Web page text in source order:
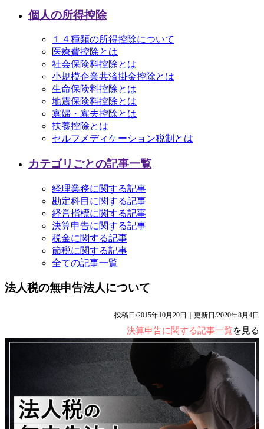
個人の所得控除
１４種類の所得控除について
医療費控除とは
社会保険料控除とは
小規模企業共済掛金控除とは
生命保険料控除とは
地震保険料控除とは
寡婦・寡夫控除とは
扶養控除とは
セルフメディケーション税制とは
カテゴリごとの記事一覧
経理業務に関する記事
勘定科目に関する記事
経営指標に関する記事
決算申告に関する記事
税金に関する記事
節税に関する記事
全ての記事一覧
法人税の無申告法人について
投稿日/2015年10月20日｜更新日/2020年8月4日
決算申告に関する記事一覧を見る